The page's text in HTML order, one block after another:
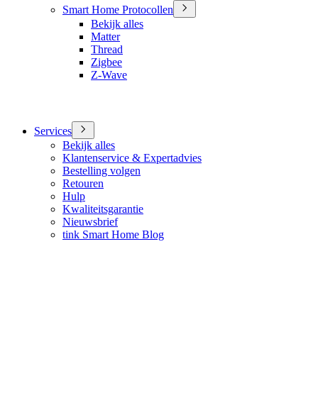
Smart Home Protocollen
Bekijk alles
Matter
Thread
Zigbee
Z-Wave
Services
Bekijk alles
Klantenservice & Expertadvies
Bestelling volgen
Retouren
Hulp
Kwaliteitsgarantie
Nieuwsbrief
tink Smart Home Blog